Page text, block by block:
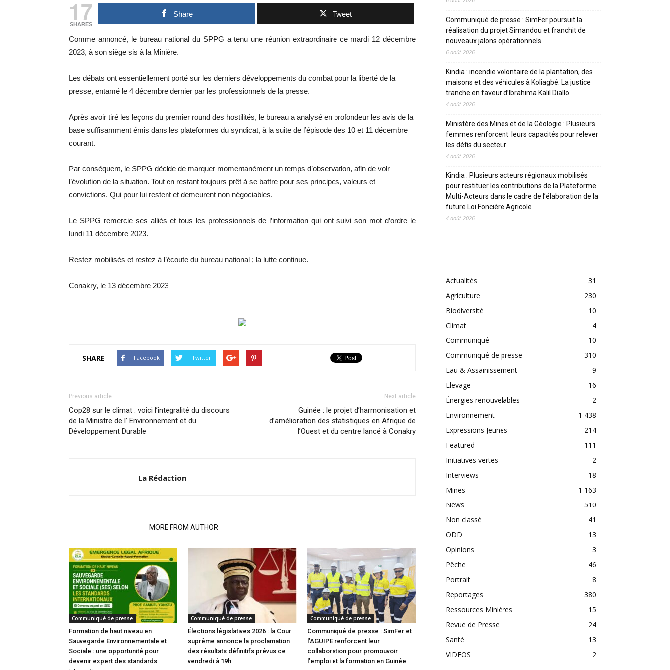
17
SHARES
Share Tweet
Comme annoncé, le bureau national du SPPG a tenu une réunion extraordinaire ce mardi 12 décembre
2023, à son siège sis à la Minière.
Les débats ont essentiellement porté sur les derniers développements du combat pour la liberté de la
presse, entamé le 4 décembre dernier par les professionnels de la presse.
Après avoir tiré les leçons du premier round des hostilités, le bureau a analysé en profondeur les avis de la
base suffisamment émis dans les plateformes du syndicat, à la suite de l’épisode des 10 et 11 décembre
courant.
Par conséquent, le SPPG décide de marquer momentanément un temps d’observation, afin de voir
l’évolution de la situation. Tout en restant toujours prêt à se battre pour ses principes, valeurs et
convictions. Qui pour lui restent et demeurent non négociables.
Le SPPG remercie ses alliés et tous les professionnels de l’information qui ont suivi son mot d’ordre le
lundi 11 décembre 2023.
Restez mobilisés et restez à l’écoute du bureau national ; la lutte continue.
Conakry, le 13 décembre 2023
SHARE Facebook Twitter
Previous article
Cop28 sur le climat : voici l’intégralité du discours
de la Ministre de l’ Environnement et du
Développement Durable
Next article
Guinée : le projet d’harmonisation et
d’amélioration des statistiques en Afrique de
l’Ouest et du centre lancé à Conakry
La Rédaction
MORE FROM AUTHOR
Communiqué de presse
Formation de haut niveau en
Sauvegarde Environnementale et
Sociale : une opportunité pour
devenir expert des standards
Communiqué de presse
Élections législatives 2026 : la Cour
suprême annonce la proclamation
des résultats définitifs prévus ce
vendredi à 19h
Communiqué de presse
Communiqué de presse : SimFer et
l’AGUIPE renforcent leur
collaboration pour promouvoir
l’emploi et la formation en Guinée
Communiqué de presse : SimFer poursuit la
réalisation du projet Simandou et franchit de
nouveaux jalons opérationnels
6 août 2026
Kindia : incendie volontaire de la plantation, des
maisons et des véhicules à Koliagbé. La justice
tranche en faveur d’Ibrahima Kalil Diallo
4 août 2026
Ministère des Mines et de la Géologie : Plusieurs
femmes renforcent leurs capacités pour relever
les défis du secteur
4 août 2026
Kindia : Plusieurs acteurs régionaux mobilisés
pour restituer les contributions de la Plateforme
Multi-Acteurs dans le cadre de l’élaboration de la
future Loi Foncière Agricole
4 août 2026
Actualités
31
Agriculture
230
Biodiversité
10
Climat
4
Communiqué
10
Communiqué de presse
310
Eau & Assainissement
9
Elevage
16
Énergies renouvelables
2
Environnement
1 438
Expressions Jeunes
214
Featured
111
Initiatives vertes
2
Interviews
18
Mines
1 163
News
510
Non classé
41
ODD
13
Opinions
3
Pêche
46
Portrait
8
Reportages
380
Ressources Minières
15
Revue de Presse
24
Santé
13
VIDEOS
2